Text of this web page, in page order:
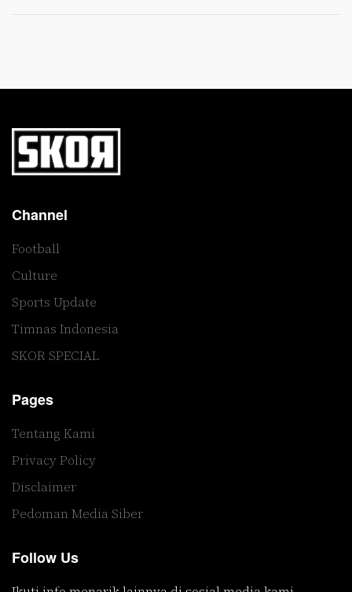
Channel
Football
Culture
Sports Update
Timnas Indonesia
SKOR SPECIAL
Pages
Tentang Kami
Privacy Policy
Disclaimer
Pedoman Media Siber
Follow Us